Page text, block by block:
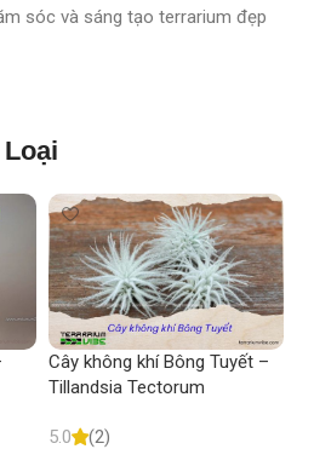
sóc và sáng tạo terrarium đẹp
Cây không khí Bông Tuyết –
Tillandsia Tectorum
5.0
(2)